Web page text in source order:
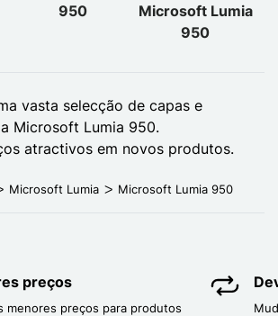
950
Microsoft Lumia
950
vasta selecção de capas e
Microsoft Lumia 950.
atractivos em novos produtos.
Microsoft Lumia Microsoft Lumia 950
preços
menores preços para produtos